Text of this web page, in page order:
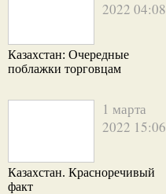
2022 04:08
Казахстан: Очередные
поблажки торговцам
1 марта
2022 15:06
Казахстан. Красноречивый
факт